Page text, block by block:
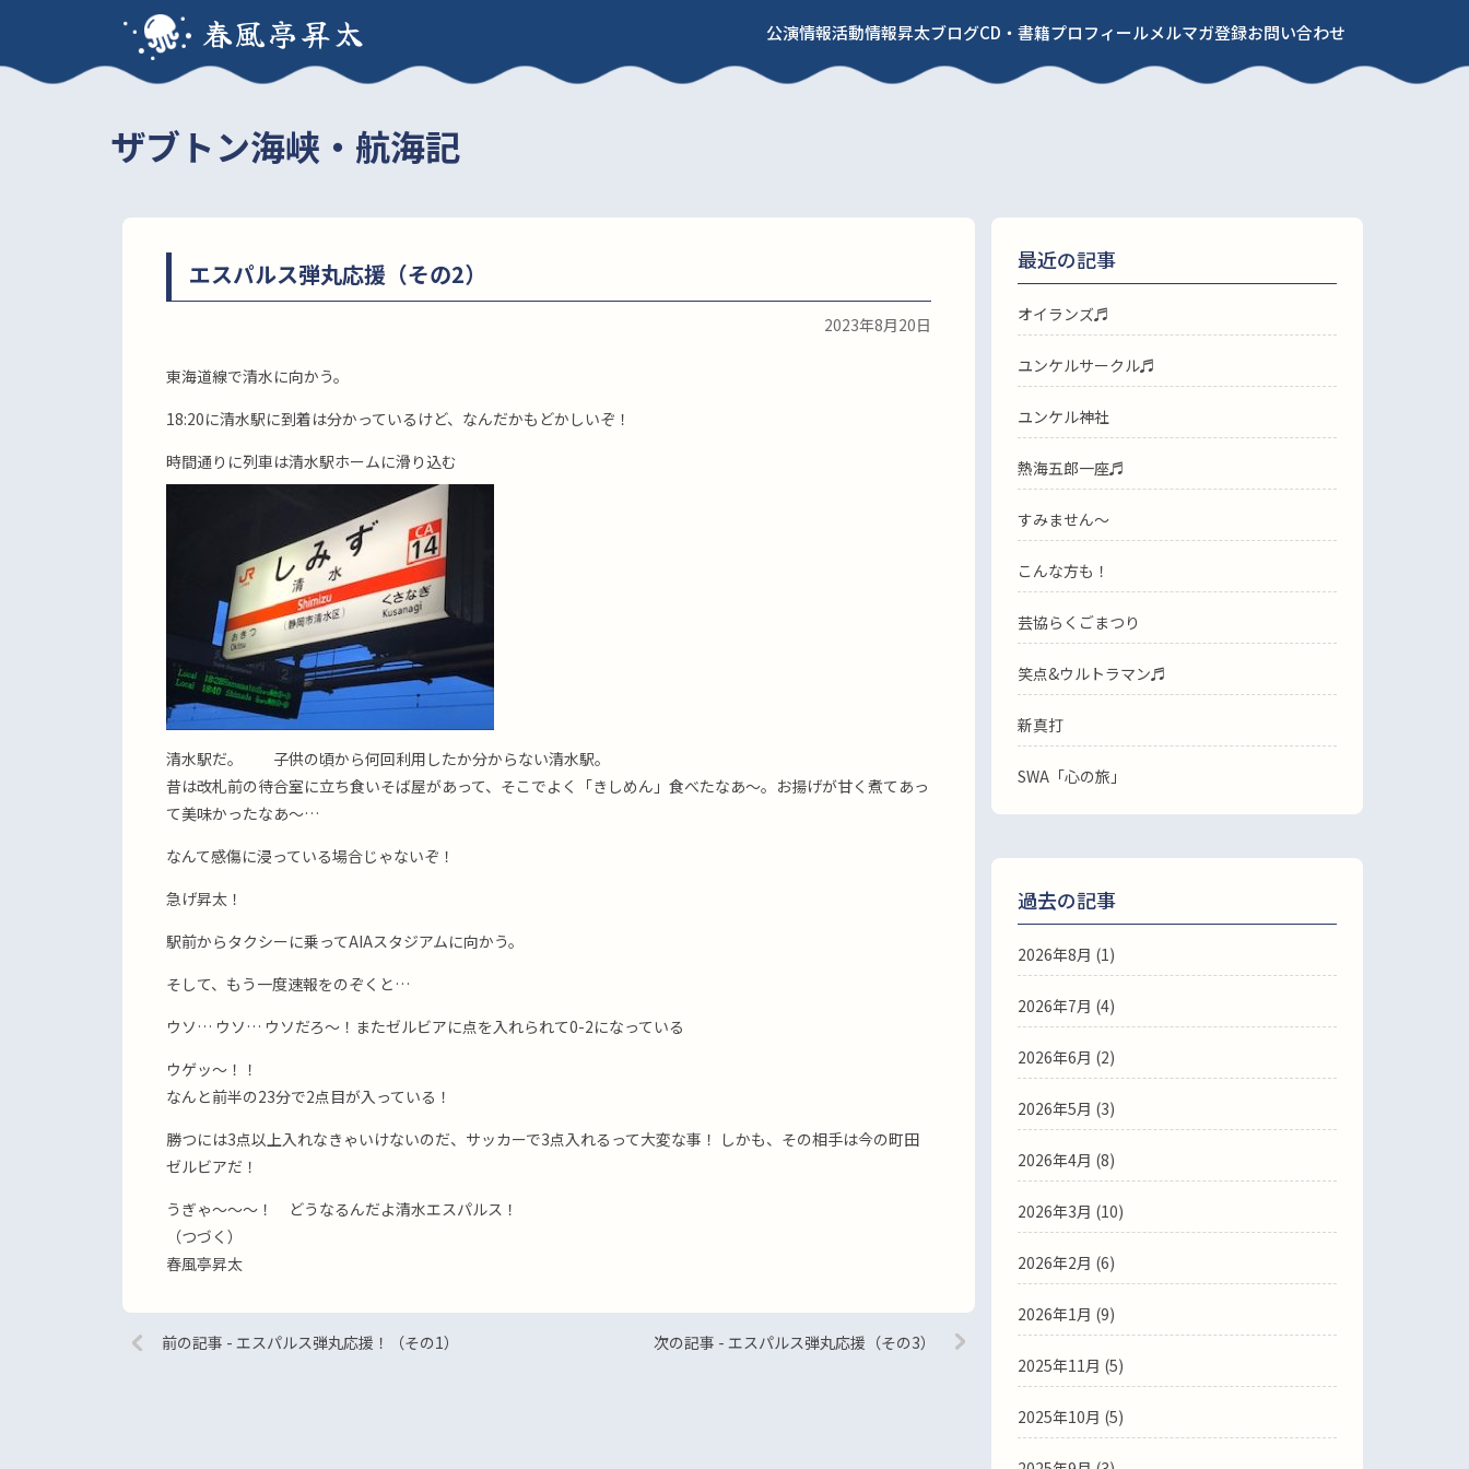
春風亭昇太 公演情報活動情報昇太ブログCD・書籍プロフィールメルマガ登録お問い合わせ
ザブトン海峡・航海記
エスパルス弾丸応援（その2）
2023年8月20日
東海道線で清水に向かう。
18:20に清水駅に到着は分かっているけど、なんだかもどかしいぞ！
時間通りに列車は清水駅ホームに滑り込む
清水駅だ。 子供の頃から何回利用したか分からない清水駅。
昔は改札前の待合室に立ち食いそば屋があって、そこでよく「きしめん」食べたなあ〜。お揚げが甘く煮てあっ
て美味かったなあ〜…
なんて感傷に浸っている場合じゃないぞ！
急げ昇太！
駅前からタクシーに乗ってAIAスタジアムに向かう。
そして、もう一度速報をのぞくと…
ウソ… ウソ… ウソだろ〜！またゼルビアに点を入れられて0-2になっている
ウゲッ〜！！
なんと前半の23分で2点目が入っている！
勝つには3点以上入れなきゃいけないのだ、サッカーで3点入れるって大変な事！ しかも、その相手は今の町田
ゼルビアだ！
うぎゃ〜〜〜！ どうなるんだよ清水エスパルス！
（つづく）
春風亭昇太
前の記事 - エスパルス弾丸応援！（その1） 次の記事 - エスパルス弾丸応援（その3）
最近の記事
オイランズ♬
ユンケルサークル♬
ユンケル神社
熱海五郎一座♬
すみません〜
こんな方も！
芸協らくごまつり
笑点&ウルトラマン♬
新真打
SWA「心の旅」
過去の記事
2026年8月 (1)
2026年7月 (4)
2026年6月 (2)
2026年5月 (3)
2026年4月 (8)
2026年3月 (10)
2026年2月 (6)
2026年1月 (9)
2025年11月 (5)
2025年10月 (5)